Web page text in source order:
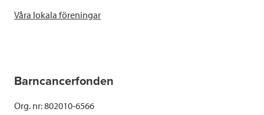
Våra lokala föreningar
Barncancerfonden
Org. nr: 802010-6566